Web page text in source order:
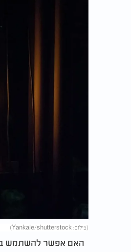
(צילום: Yankale/shutterstock)
האם אפשר להשתמש